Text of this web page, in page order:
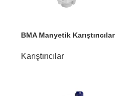
BMA Manyetik Karıştırıcılar
Karıştırıcılar